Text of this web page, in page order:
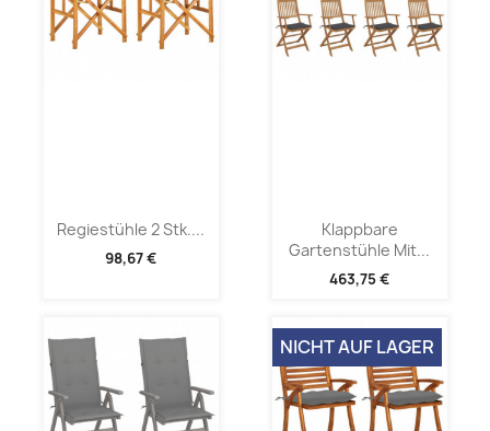
Regiestühle 2 Stk....
98,67 €
Klappbare
Gartenstühle Mit...
463,75 €
NICHT AUF LAGER